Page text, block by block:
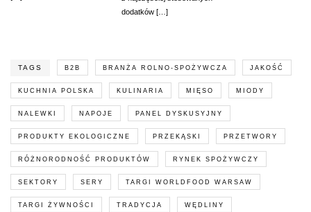
dodatków […]
TAGS B2B BRANŻA ROLNO-SPOŻYWCZA JAKOŚĆ
KUCHNIA POLSKA KULINARIA MIĘSO MIODY
NALEWKI NAPOJE PANEL DYSKUSYJNY
PRODUKTY EKOLOGICZNE PRZEKĄSKI PRZETWORY
RÓŻNORODNOŚĆ PRODUKTÓW RYNEK SPOŻYWCZY
SEKTORY SERY TARGI WORLDFOOD WARSAW
TARGI ŻYWNOŚCI TRADYCJA WĘDLINY